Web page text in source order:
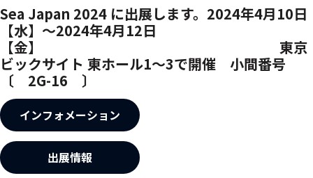
Sea Japan 2024 に出展します。2024年4月10日
【水】～2024年4月12日
【金】 東京
ビックサイト 東ホール1～3で開催 小間番号
〔 2G-16 〕
インフォメーション
出展情報